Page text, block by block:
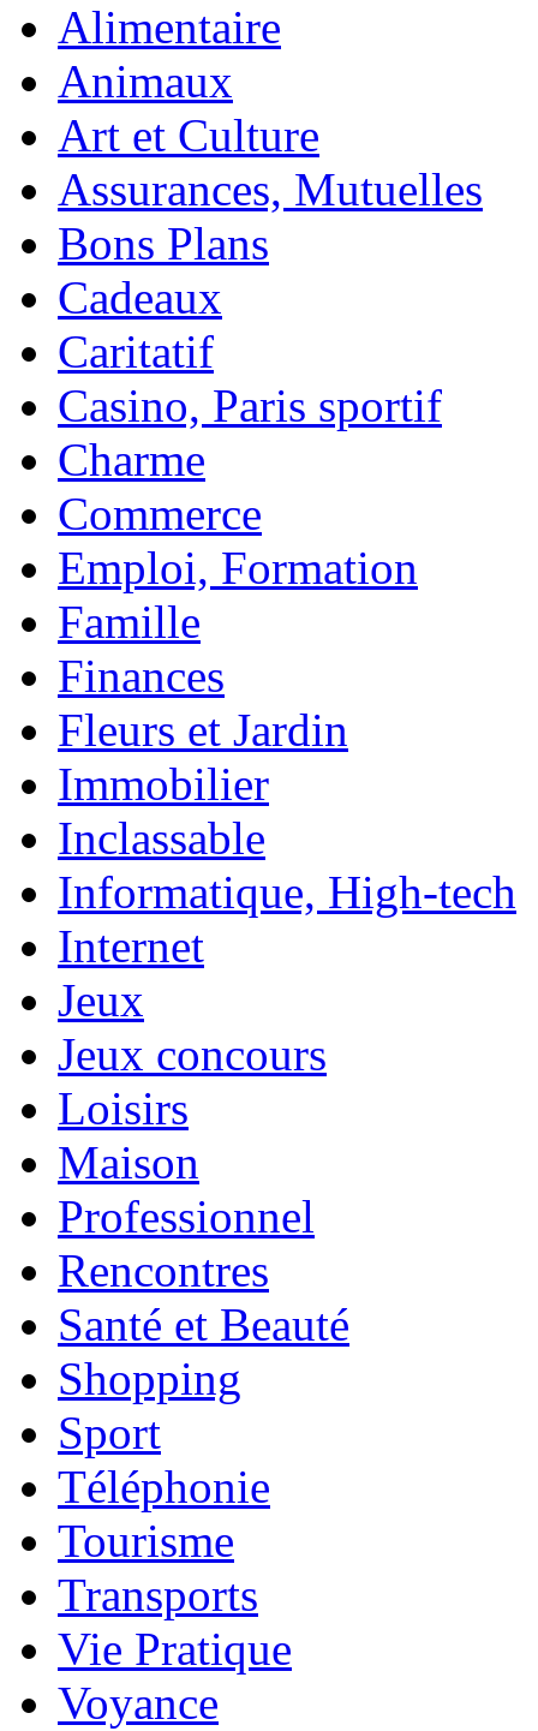
Alimentaire
Animaux
Art et Culture
Assurances, Mutuelles
Bons Plans
Cadeaux
Caritatif
Casino, Paris sportif
Charme
Commerce
Emploi, Formation
Famille
Finances
Fleurs et Jardin
Immobilier
Inclassable
Informatique, High-tech
Internet
Jeux
Jeux concours
Loisirs
Maison
Professionnel
Rencontres
Santé et Beauté
Shopping
Sport
Téléphonie
Tourisme
Transports
Vie Pratique
Voyance